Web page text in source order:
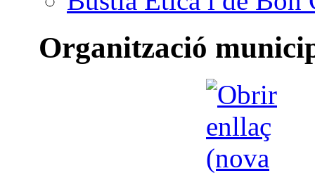
Organització